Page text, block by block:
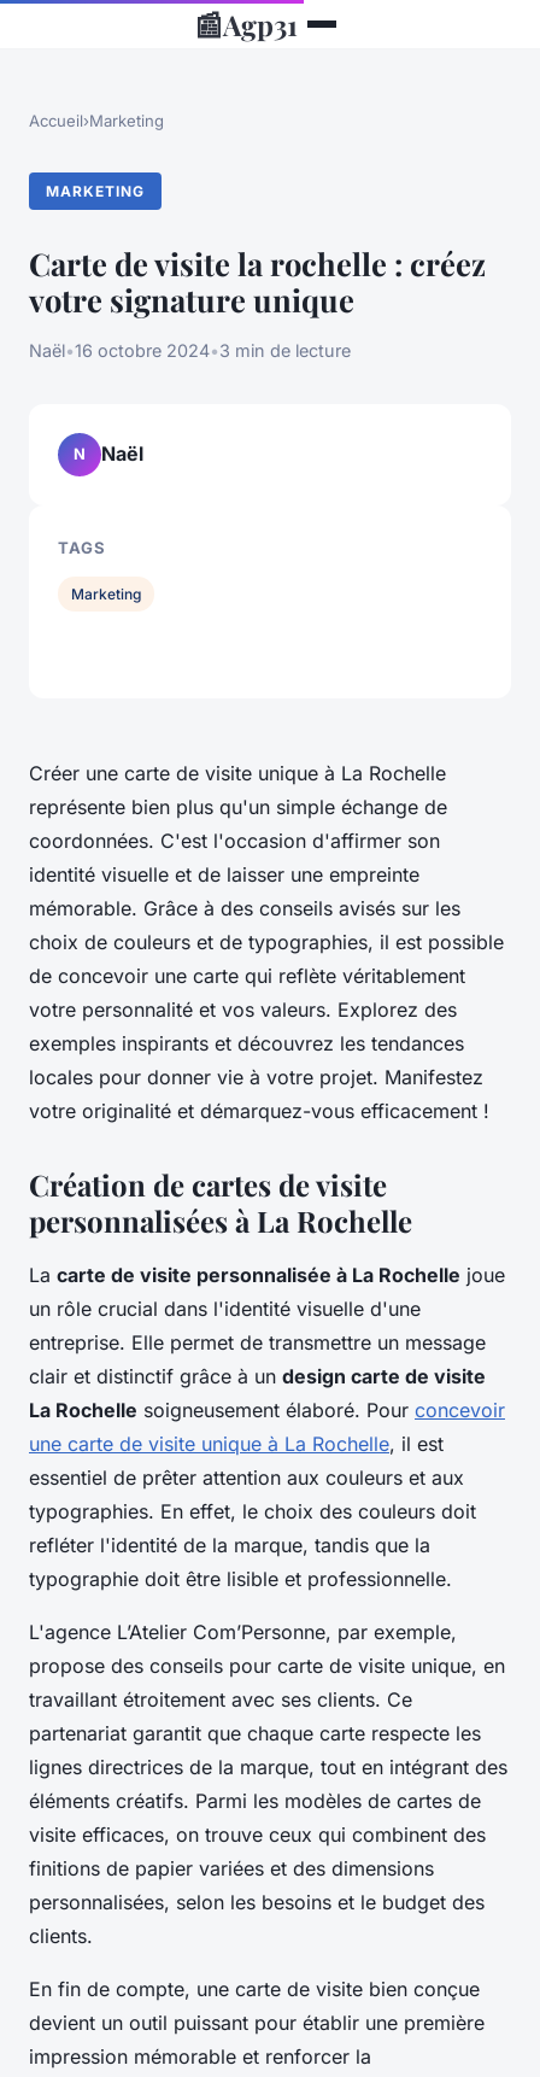
📰Agp31
Accueil›Marketing
MARKETING
Carte de visite la rochelle : créez
votre signature unique
Naël•16 octobre 2024•3 min de lecture
Créer une carte de visite unique à La Rochelle
représente bien plus qu'un simple échange de
coordonnées. C'est l'occasion d'affirmer son
identité visuelle et de laisser une empreinte
mémorable. Grâce à des conseils avisés sur les
choix de couleurs et de typographies, il est possible
de concevoir une carte qui reflète véritablement
votre personnalité et vos valeurs. Explorez des
exemples inspirants et découvrez les tendances
locales pour donner vie à votre projet. Manifestez
votre originalité et démarquez-vous efficacement !
Création de cartes de visite
personnalisées à La Rochelle
La carte de visite personnalisée à La Rochelle joue
un rôle crucial dans l'identité visuelle d'une
entreprise. Elle permet de transmettre un message
clair et distinctif grâce à un design carte de visite
La Rochelle soigneusement élaboré. Pour concevoir
une carte de visite unique à La Rochelle, il est
essentiel de prêter attention aux couleurs et aux
typographies. En effet, le choix des couleurs doit
refléter l'identité de la marque, tandis que la
typographie doit être lisible et professionnelle.
L'agence L’Atelier Com’Personne, par exemple,
propose des conseils pour carte de visite unique, en
travaillant étroitement avec ses clients. Ce
partenariat garantit que chaque carte respecte les
lignes directrices de la marque, tout en intégrant des
éléments créatifs. Parmi les modèles de cartes de
visite efficaces, on trouve ceux qui combinent des
finitions de papier variées et des dimensions
personnalisées, selon les besoins et le budget des
clients.
En fin de compte, une carte de visite bien conçue
devient un outil puissant pour établir une première
impression mémorable et renforcer la
N Naël
TAGS
Marketing